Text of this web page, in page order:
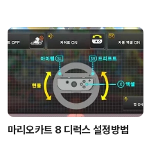
마리오카트 8 디럭스 설정방법